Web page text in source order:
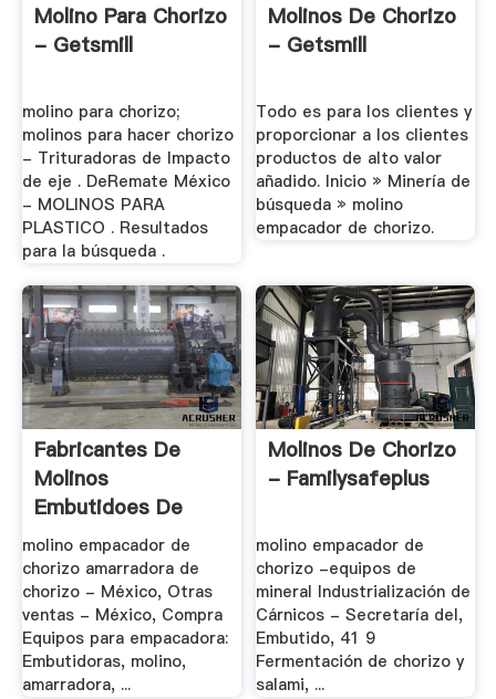
Molino Para Chorizo
- Getsmill
molino para chorizo;
molinos para hacer chorizo
- Trituradoras de Impacto
de eje . DeRemate México
- MOLINOS PARA
PLASTICO . Resultados
para la búsqueda .
Molinos De Chorizo
- Getsmill
Todo es para los clientes y
proporcionar a los clientes
productos de alto valor
añadido. Inicio » Minería de
búsqueda » molino
empacador de chorizo.
Fabricantes De
Molinos
Embutidoes De
Chorizo
molino empacador de
chorizo amarradora de
chorizo - México, Otras
ventas - México, Compra
Equipos para empacadora:
Embutidoras, molino,
amarradora, ...
Molinos De Chorizo
- Familysafeplus
molino empacador de
chorizo -equipos de
mineral Industrialización de
Cárnicos - Secretaría del,
Embutido, 41 9
Fermentación de chorizo y
salami, ...